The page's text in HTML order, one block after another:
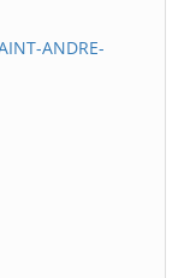
ANDRE-